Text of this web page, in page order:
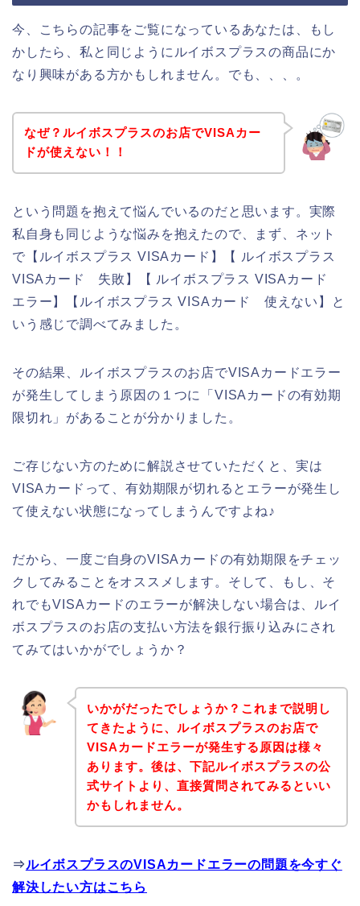
今、こちらの記事をご覧になっているあなたは、もし
かしたら、私と同じようにルイボスプラスの商品にか
なり興味がある方かもしれません。でも、、、。
なぜ？ルイボスプラスのお店でVISAカー
ドが使えない！！
という問題を抱えて悩んでいるのだと思います。実際
私自身も同じような悩みを抱えたので、まず、ネット
で【ルイボスプラス VISAカード】【 ルイボスプラス
VISAカード 失敗】【 ルイボスプラス VISAカード
エラー】【ルイボスプラス VISAカード 使えない】と
いう感じで調べてみました。
その結果、ルイボスプラスのお店でVISAカードエラー
が発生してしまう原因の１つに「VISAカードの有効期
限切れ」があることが分かりました。
ご存じない方のために解説させていただくと、実は
VISAカードって、有効期限が切れるとエラーが発生し
て使えない状態になってしまうんですよね♪
だから、一度ご自身のVISAカードの有効期限をチェッ
クしてみることをオススメします。そして、もし、そ
れでもVISAカードのエラーが解決しない場合は、ルイ
ボスプラスのお店の支払い方法を銀行振り込みにされ
てみてはいかがでしょうか？
いかがだったでしょうか？これまで説明し
てきたように、ルイボスプラスのお店で
VISAカードエラーが発生する原因は様々
あります。後は、下記ルイボスプラスの公
式サイトより、直接質問されてみるといい
かもしれません。
⇒ルイボスプラスのVISAカードエラーの問題を今すぐ
解決したい方はこちら